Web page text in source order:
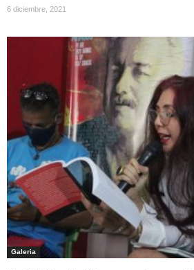
6 diciembre, 2021
Galeria